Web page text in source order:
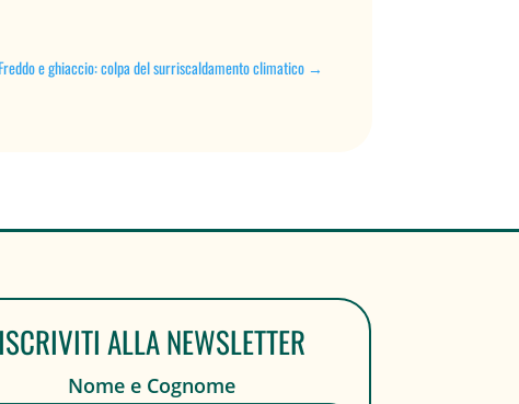
e ghiaccio: colpa del surriscaldamento climatico→
ISCRIVITI ALLA NEWSLETTER
Nome e Cognome